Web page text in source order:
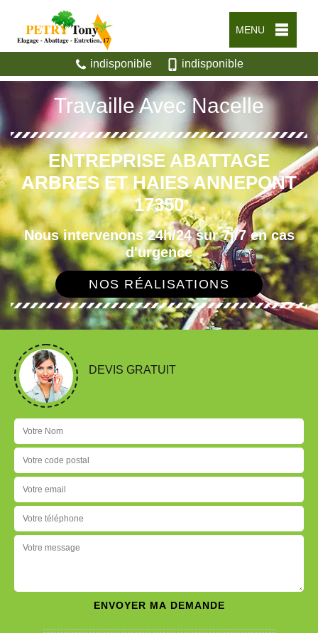
MENU
indisponible indisponible
Travaille Avec Nacelle
ENTREPRISE ABATTAGE
ARBRES ET HAIES ANNEPONT
17350
Nous intervenons 24h/24 sur 7j/7 en cas
d'urgence
NOS RÉALISATIONS
DEVIS GRATUIT